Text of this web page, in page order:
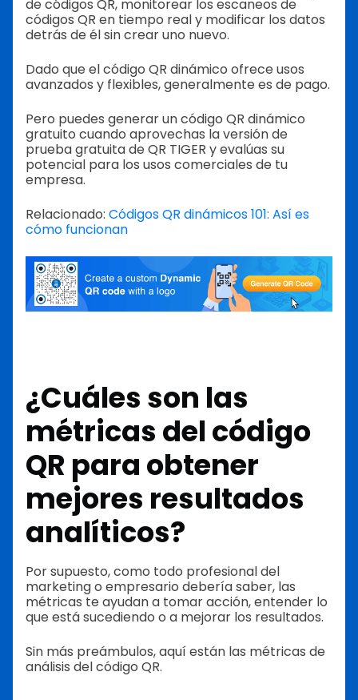
de códigos QR, monitorear los escaneos de
códigos QR en tiempo real y modificar los datos
detrás de él sin crear uno nuevo.
Dado que el código QR dinámico ofrece usos
avanzados y flexibles, generalmente es de pago.
Pero puedes generar un código QR dinámico
gratuito cuando aprovechas la versión de
prueba gratuita de QR TIGER y evalúas su
potencial para los usos comerciales de tu
empresa.
Relacionado: Códigos QR dinámicos 101: Así es
cómo funcionan
¿Cuáles son las
métricas del código
QR para obtener
mejores resultados
analíticos?
Por supuesto, como todo profesional del
marketing o empresario debería saber, las
métricas te ayudan a tomar acción, entender lo
que está sucediendo o a mejorar los resultados.
Sin más preámbulos, aquí están las métricas de
análisis del código QR.